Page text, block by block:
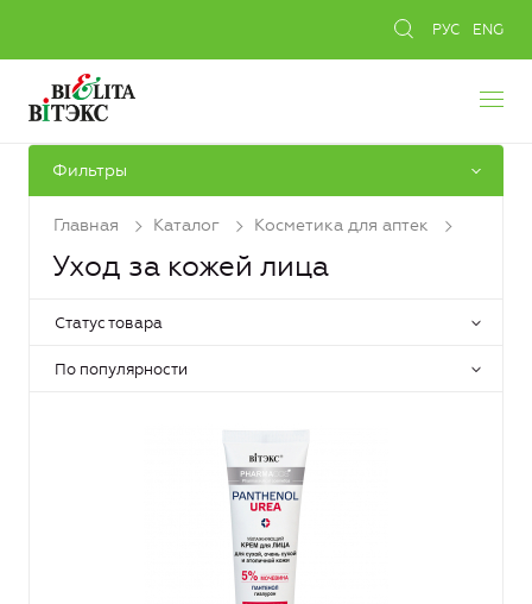
РУС ENG
Фильтры
Главная Каталог Косметика для аптек
Уход за кожей лица
Статус товара
По популярности